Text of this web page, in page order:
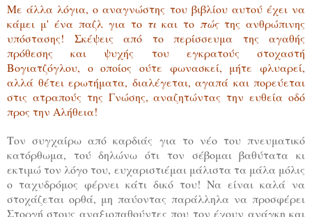
Με άλλα λόγια, ο αναγνώστης του βιβλίου αυτού έχει να
κάμει μ' ένα παζλ για τοτι και το πώςτης ανθρώπινης
υπόστασης! Σκέψεις από το περίσσευμα της αγαθής
πρόθεσης και ψυχής του εγκρατούς στοχαστή
Βογιατζόγλου, ο οποίος ούτε φωνασκεί, μήτε φλυαρεί,
αλλά θέτει ερωτήματα, διαλέγεται, αγαπά και πορεύεται
στις ατραπούς της Γνώσης, αναζητώντας την ευθεία οδό
προς την Αλήθεια!
Τον συγχαίρω από καρδιάς για το νέο του πνευματικό
κατόρθωμα, τού δηλώνω ότι τον σέβομαι βαθύτατα κι
εκτιμώ τον λόγο του, ευχαριστιέμαι μάλιστα τα μάλα μόλις
ο ταχυδρόμος φέρνει κάτι δικό του! Να είναι καλά να
στοχάζεται ορθά, μη παύοντας παράλληλα να προσφέρει
Στοργή στους αναξιοπαθούντες που τον έχουν ανάγκη και